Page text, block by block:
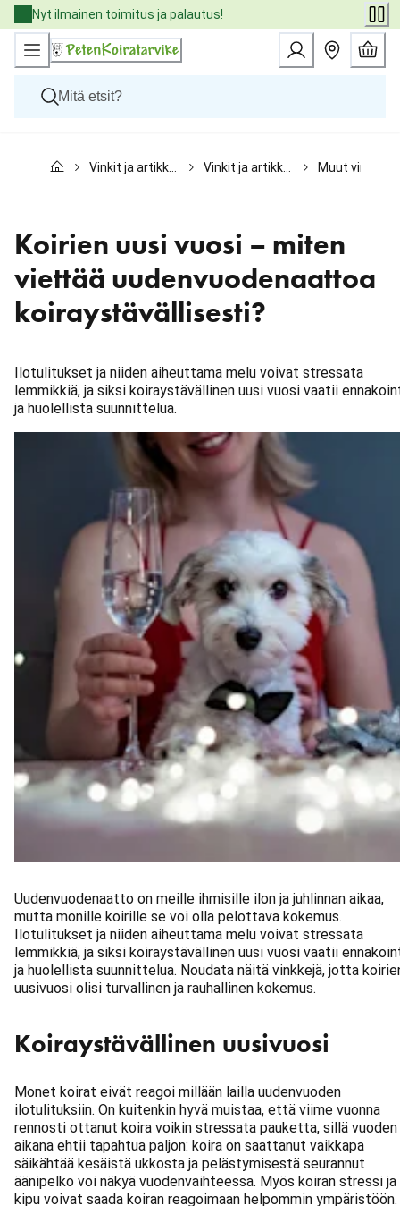
Skip
to
Content
Nyt ilmainen toimitus ja palautus!
Kissat
Uutuudet
Palvelut
Koirien uusi vuosi – miten
viettää uudenvuodenaattoa
koiraystävällisesti?
Ilotulitukset ja niiden aiheuttama melu voivat stressata
lemmikkiä, ja siksi koiraystävällinen uusi vuosi vaatii
ja huolellista suunnittelua.
Uudenvuodenaatto on meille ihmisille ilon ja juhlinnan aikaa,
mutta monille koirille se voi olla pelottava kokemus.
Ilotulitukset ja niiden aiheuttama melu voivat stressata
lemmikkiä, ja siksi koiraystävällinen uusi vuosi vaatii
ja huolellista suunnittelua. Noudata näitä vinkkejä, jotta
uusivuosi olisi turvallinen ja rauhallinen kokemus.
Koiraystävällinen uusivuosi
Monet koirat eivät reagoi millään lailla uudenvuoden
ilotulituksiin. On kuitenkin hyvä muistaa, että viime vuonna
rennosti ottanut koira voikin stressata pauketta, sillä vuoden
aikana ehtii tapahtua paljon: koira on saattanut vaikkapa
säikähtää kesäistä ukkosta ja pelästymisestä seurannut
äänipelko voi näkyä vuodenvaihteessa. Myös koiran stressi ja
kipu voivat saada koiran reagoimaan helpommin ympäristöön.